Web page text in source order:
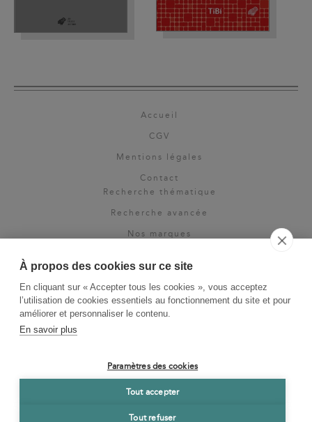
À propos des cookies sur ce site
En cliquant sur « Accepter tous les cookies », vous acceptez
l’utilisation de cookies essentiels au fonctionnement du site et pour
améliorer et personnaliser le contenu.
En savoir plus
Paramètres des cookies
Tout accepter
Tout refuser
Accueil
CGV
Mentions légales
Contact
Recherche thématique
Recherche avancée
Nos marques
Espace pro
Newsletter
La Vie des Classiques